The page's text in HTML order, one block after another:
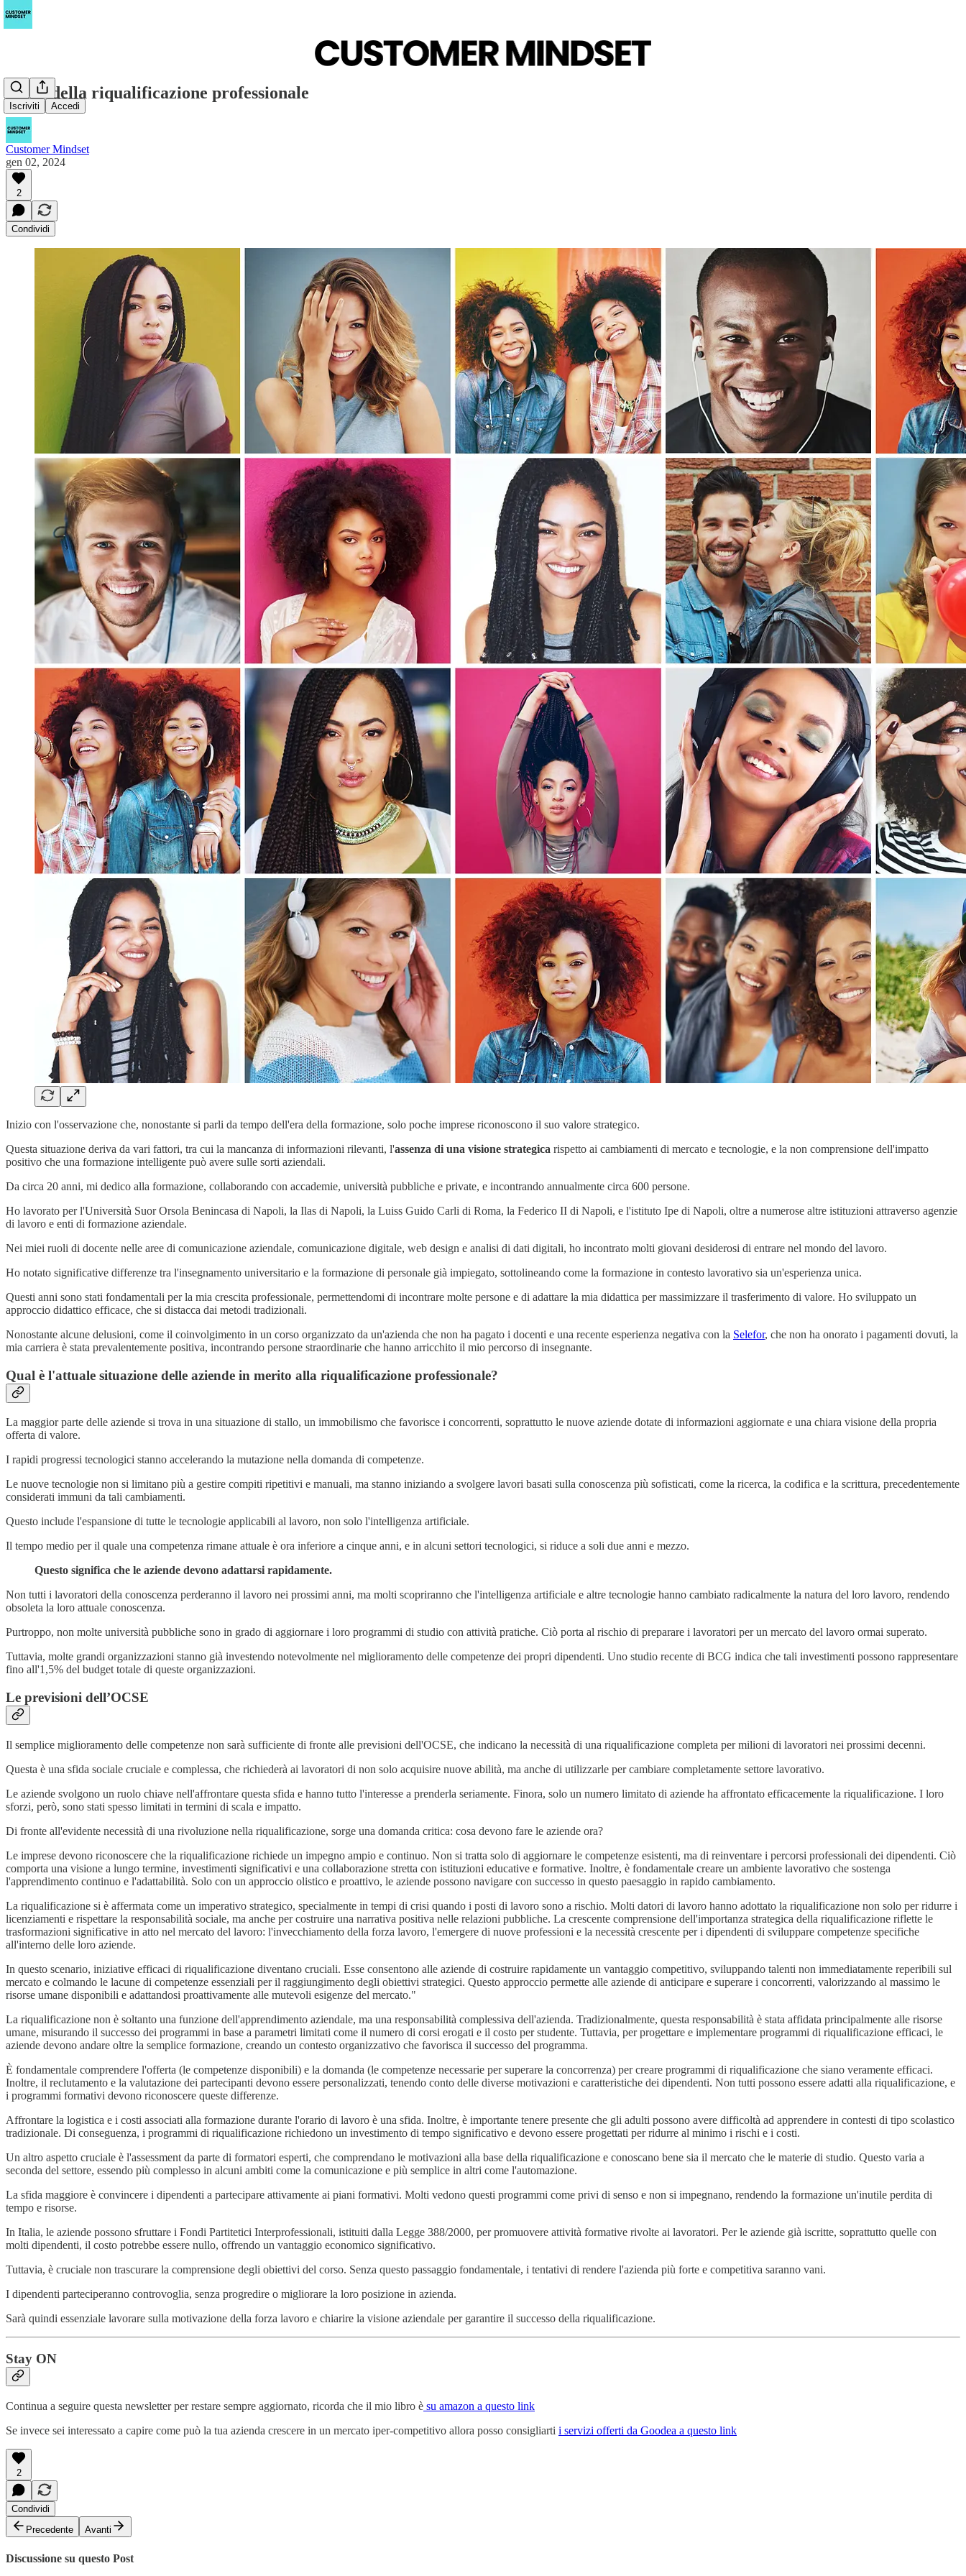
Iscriviti Accedi
L'era della riqualificazione professionale
Customer Mindset
gen 02, 2024
2
Condividi
Inizio con l'osservazione che, nonostante si parli da tempo dell'era della formazione, solo poche imprese riconoscono il suo valore strategico.
Questa situazione deriva da vari fattori, tra cui la mancanza di informazioni rilevanti, l'assenza di una visione strategica rispetto ai cambiamenti di mercato e tecnologie, e la non comprensione dell'impatto
positivo che una formazione intelligente può avere sulle sorti aziendali.
Da circa 20 anni, mi dedico alla formazione, collaborando con accademie, università pubbliche e private, e incontrando annualmente circa 600 persone.
Ho lavorato per l'Università Suor Orsola Benincasa di Napoli, la Ilas di Napoli, la Luiss Guido Carli di Roma, la Federico II di Napoli, e l'istituto Ipe di Napoli, oltre a numerose altre istituzioni attraverso agenzie
di lavoro e enti di formazione aziendale.
Nei miei ruoli di docente nelle aree di comunicazione aziendale, comunicazione digitale, web design e analisi di dati digitali, ho incontrato molti giovani desiderosi di entrare nel mondo del lavoro.
Ho notato significative differenze tra l'insegnamento universitario e la formazione di personale già impiegato, sottolineando come la formazione in contesto lavorativo sia un'esperienza unica.
Questi anni sono stati fondamentali per la mia crescita professionale, permettendomi di incontrare molte persone e di adattare la mia didattica per massimizzare il trasferimento di valore. Ho sviluppato un
approccio didattico efficace, che si distacca dai metodi tradizionali.
Nonostante alcune delusioni, come il coinvolgimento in un corso organizzato da un'azienda che non ha pagato i docenti e una recente esperienza negativa con la Selefor, che non ha onorato i pagamenti dovuti, la
mia carriera è stata prevalentemente positiva, incontrando persone straordinarie che hanno arricchito il mio percorso di insegnante.
Qual è l'attuale situazione delle aziende in merito alla riqualificazione professionale?
La maggior parte delle aziende si trova in una situazione di stallo, un immobilismo che favorisce i concorrenti, soprattutto le nuove aziende dotate di informazioni aggiornate e una chiara visione della propria
offerta di valore.
I rapidi progressi tecnologici stanno accelerando la mutazione nella domanda di competenze.
Le nuove tecnologie non si limitano più a gestire compiti ripetitivi e manuali, ma stanno iniziando a svolgere lavori basati sulla conoscenza più sofisticati, come la ricerca, la codifica e la scrittura, precedentemente
considerati immuni da tali cambiamenti.
Questo include l'espansione di tutte le tecnologie applicabili al lavoro, non solo l'intelligenza artificiale.
Il tempo medio per il quale una competenza rimane attuale è ora inferiore a cinque anni, e in alcuni settori tecnologici, si riduce a soli due anni e mezzo.
Questo significa che le aziende devono adattarsi rapidamente.
Non tutti i lavoratori della conoscenza perderanno il lavoro nei prossimi anni, ma molti scopriranno che l'intelligenza artificiale e altre tecnologie hanno cambiato radicalmente la natura del loro lavoro, rendendo
obsoleta la loro attuale conoscenza.
Purtroppo, non molte università pubbliche sono in grado di aggiornare i loro programmi di studio con attività pratiche. Ciò porta al rischio di preparare i lavoratori per un mercato del lavoro ormai superato.
Tuttavia, molte grandi organizzazioni stanno già investendo notevolmente nel miglioramento delle competenze dei propri dipendenti. Uno studio recente di BCG indica che tali investimenti possono rappresentare
fino all'1,5% del budget totale di queste organizzazioni.
Le previsioni dell’OCSE
Il semplice miglioramento delle competenze non sarà sufficiente di fronte alle previsioni dell'OCSE, che indicano la necessità di una riqualificazione completa per milioni di lavoratori nei prossimi decenni.
Questa è una sfida sociale cruciale e complessa, che richiederà ai lavoratori di non solo acquisire nuove abilità, ma anche di utilizzarle per cambiare completamente settore lavorativo.
Le aziende svolgono un ruolo chiave nell'affrontare questa sfida e hanno tutto l'interesse a prenderla seriamente. Finora, solo un numero limitato di aziende ha affrontato efficacemente la riqualificazione. I loro
sforzi, però, sono stati spesso limitati in termini di scala e impatto.
Di fronte all'evidente necessità di una rivoluzione nella riqualificazione, sorge una domanda critica: cosa devono fare le aziende ora?
Le imprese devono riconoscere che la riqualificazione richiede un impegno ampio e continuo. Non si tratta solo di aggiornare le competenze esistenti, ma di reinventare i percorsi professionali dei dipendenti. Ciò
comporta una visione a lungo termine, investimenti significativi e una collaborazione stretta con istituzioni educative e formative. Inoltre, è fondamentale creare un ambiente lavorativo che sostenga
l'apprendimento continuo e l'adattabilità. Solo con un approccio olistico e proattivo, le aziende possono navigare con successo in questo paesaggio in rapido cambiamento.
La riqualificazione si è affermata come un imperativo strategico, specialmente in tempi di crisi quando i posti di lavoro sono a rischio. Molti datori di lavoro hanno adottato la riqualificazione non solo per ridurre i
licenziamenti e rispettare la responsabilità sociale, ma anche per costruire una narrativa positiva nelle relazioni pubbliche. La crescente comprensione dell'importanza strategica della riqualificazione riflette le
trasformazioni significative in atto nel mercato del lavoro: l'invecchiamento della forza lavoro, l'emergere di nuove professioni e la necessità crescente per i dipendenti di sviluppare competenze specifiche
all'interno delle loro aziende.
In questo scenario, iniziative efficaci di riqualificazione diventano cruciali. Esse consentono alle aziende di costruire rapidamente un vantaggio competitivo, sviluppando talenti non immediatamente reperibili sul
mercato e colmando le lacune di competenze essenziali per il raggiungimento degli obiettivi strategici. Questo approccio permette alle aziende di anticipare e superare i concorrenti, valorizzando al massimo le
risorse umane disponibili e adattandosi proattivamente alle mutevoli esigenze del mercato."
La riqualificazione non è soltanto una funzione dell'apprendimento aziendale, ma una responsabilità complessiva dell'azienda. Tradizionalmente, questa responsabilità è stata affidata principalmente alle risorse
umane, misurando il successo dei programmi in base a parametri limitati come il numero di corsi erogati e il costo per studente. Tuttavia, per progettare e implementare programmi di riqualificazione efficaci, le
aziende devono andare oltre la semplice formazione, creando un contesto organizzativo che favorisca il successo del programma.
È fondamentale comprendere l'offerta (le competenze disponibili) e la domanda (le competenze necessarie per superare la concorrenza) per creare programmi di riqualificazione che siano veramente efficaci.
Inoltre, il reclutamento e la valutazione dei partecipanti devono essere personalizzati, tenendo conto delle diverse motivazioni e caratteristiche dei dipendenti. Non tutti possono essere adatti alla riqualificazione, e
i programmi formativi devono riconoscere queste differenze.
Affrontare la logistica e i costi associati alla formazione durante l'orario di lavoro è una sfida. Inoltre, è importante tenere presente che gli adulti possono avere difficoltà ad apprendere in contesti di tipo scolastico
tradizionale. Di conseguenza, i programmi di riqualificazione richiedono un investimento di tempo significativo e devono essere progettati per ridurre al minimo i rischi e i costi.
Un altro aspetto cruciale è l'assessment da parte di formatori esperti, che comprendano le motivazioni alla base della riqualificazione e conoscano bene sia il mercato che le materie di studio. Questo varia a
seconda del settore, essendo più complesso in alcuni ambiti come la comunicazione e più semplice in altri come l'automazione.
La sfida maggiore è convincere i dipendenti a partecipare attivamente ai piani formativi. Molti vedono questi programmi come privi di senso e non si impegnano, rendendo la formazione un'inutile perdita di
tempo e risorse.
In Italia, le aziende possono sfruttare i Fondi Partitetici Interprofessionali, istituiti dalla Legge 388/2000, per promuovere attività formative rivolte ai lavoratori. Per le aziende già iscritte, soprattutto quelle con
molti dipendenti, il costo potrebbe essere nullo, offrendo un vantaggio economico significativo.
Tuttavia, è cruciale non trascurare la comprensione degli obiettivi del corso. Senza questo passaggio fondamentale, i tentativi di rendere l'azienda più forte e competitiva saranno vani.
I dipendenti parteciperanno controvoglia, senza progredire o migliorare la loro posizione in azienda.
Sarà quindi essenziale lavorare sulla motivazione della forza lavoro e chiarire la visione aziendale per garantire il successo della riqualificazione.
Stay ON
Continua a seguire questa newsletter per restare sempre aggiornato, ricorda che il mio libro è su amazon a questo link
Se invece sei interessato a capire come può la tua azienda crescere in un mercato iper-competitivo allora posso consigliarti i servizi offerti da Goodea a questo link
2
Condividi
Precedente
Avanti
Discussione su questo Post